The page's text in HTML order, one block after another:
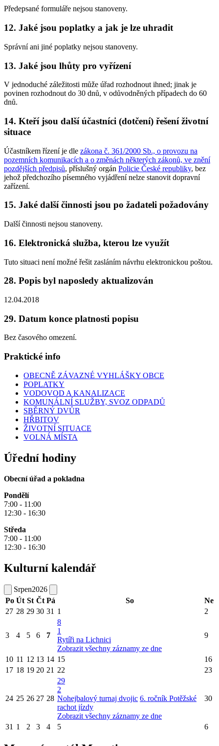
Předepsané formuláře nejsou stanoveny.
12. Jaké jsou poplatky a jak je lze uhradit
Správní ani jiné poplatky nejsou stanoveny.
13. Jaké jsou lhůty pro vyřízení
V jednoduché záležitosti může úřad rozhodnout ihned; jinak je
povinen rozhodnout do 30 dnů, v odůvodněných případech do 60
dnů.
14. Kteří jsou další účastníci (dotčení) řešení životní
situace
Účastníkem řízení je dle zákona č. 361/2000 Sb., o provozu na
pozemních komunikacích a o změnách některých zákonů, ve znění
pozdějších předpisů, příslušný orgán Policie České republiky, bez
jehož předchozího písemného vyjádření nelze stanovit dopravní
zařízení.
15. Jaké další činnosti jsou po žadateli požadovány
Další činnosti nejsou stanoveny.
16. Elektronická služba, kterou lze využít
Tuto situaci není možné řešit zasláním návrhu elektronickou poštou.
28. Popis byl naposledy aktualizován
12.04.2018
29. Datum konce platnosti popisu
Bez časového omezení.
Praktické info
OBECNĚ ZÁVAZNÉ VYHLÁŠKY OBCE
POPLATKY
VODOVOD A KANALIZACE
KOMUNÁLNÍ SLUŽBY, SVOZ ODPADŮ
SBĚRNÝ DVŮR
HŘBITOV
ŽIVOTNÍ SITUACE
VOLNÁ MÍSTA
Úřední hodiny
Obecní úřad a pokladna
Pondělí
7:00 - 11:00
12:30 - 16:30
Středa
7:00 - 11:00
12:30 - 16:30
Kulturní kalendář
Srpen2026
Po Út St Čt Pá So
Ne
27 28 29 30 31 1 2
3 4 5 6 7
8
1
Rytíři na Lichnici
Zobrazit všechny záznamy ze dne
9
10 11 12 13 14 15
16
17 18 19 20 21 22 23
24 25 26 27 28
29
2
Nohejbalový turnaj dvojic 6. ročník Potěžské
rachot jízdy
Zobrazit všechny záznamy ze dne
30
31 1 2 3 4 5 6